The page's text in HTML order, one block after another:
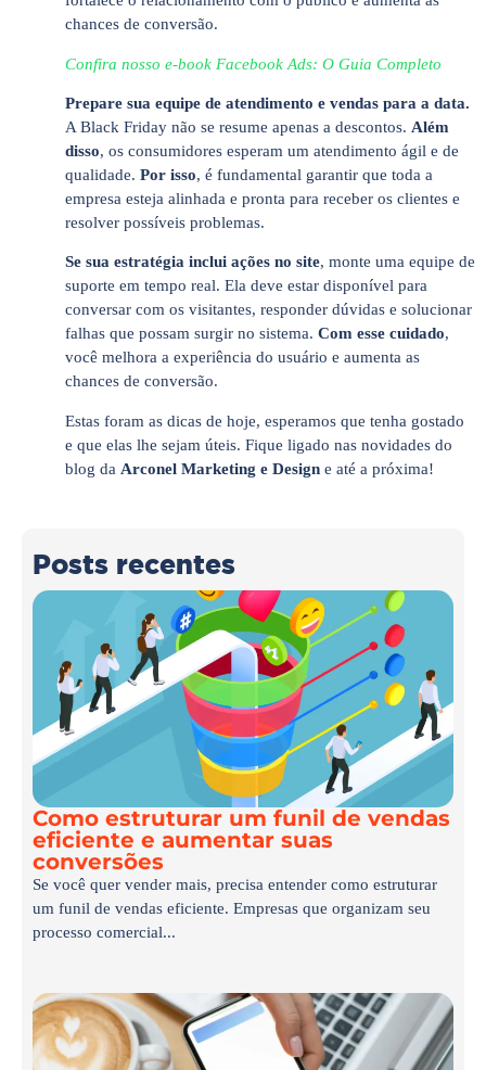
chances de conversão.
Confira nosso e-book Facebook Ads: O Guia Completo
Prepare sua equipe de atendimento e vendas para a data.
A Black Friday não se resume apenas a descontos. Além
disso, os consumidores esperam um atendimento ágil e de
qualidade. Por isso, é fundamental garantir que toda a
empresa esteja alinhada e pronta para receber os clientes e
resolver possíveis problemas.
Se sua estratégia inclui ações no site, monte uma equipe de
suporte em tempo real. Ela deve estar disponível para
conversar com os visitantes, responder dúvidas e solucionar
falhas que possam surgir no sistema. Com esse cuidado,
você melhora a experiência do usuário e aumenta as
chances de conversão.
Estas foram as dicas de hoje, esperamos que tenha gostado
e que elas lhe sejam úteis. Fique ligado nas novidades do
blog da Arconel Marketing e Design e até a próxima!
Posts recentes
Como estruturar um funil de vendas
eficiente e aumentar suas
conversões
Se você quer vender mais, precisa entender como estruturar
um funil de vendas eficiente. Empresas que organizam seu
processo comercial...